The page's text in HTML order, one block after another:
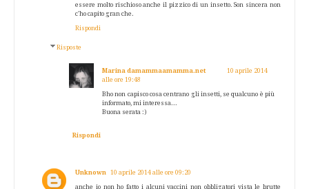
essere molto rischioso anche il pizzico di un insetto. Son sincera non
c'ho capito gran che.
Rispondi
Risposte
Marina damammaamamma.net
10 aprile 2014
alle ore 19:48
Bho non capisco cosa centrano gli insetti, se qualcuno è più
informato, mi interessa...
Buona serata :)
Rispondi
Unknown 10 aprile 2014 alle ore 09:20
anche io non ho fatto i alcuni vaccini non obbligatori vista le brutte